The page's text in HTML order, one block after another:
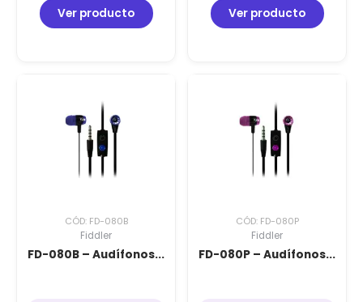
Ver producto Ver producto
CÓD: FD-080B
Fiddler
FD-080B – Audífonos...
CÓD: FD-080P
Fiddler
FD-080P – Audífonos...